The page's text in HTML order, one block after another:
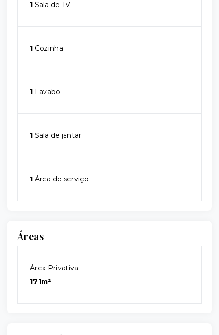
1 Sala de TV
1 Cozinha
1 Lavabo
1 Sala de jantar
1 Área de serviço
Áreas
Área Privativa:
171m²